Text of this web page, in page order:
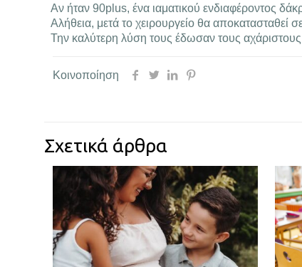
Aν ήταν 90plus, ένα ιαματικού ενδιαφέροντος
Αλήθεια, μετά το χειρουργείο θα αποκατασταθεί
Την καλύτερη λύση τους έδωσαν τους
Κοινοποίηση
Σχετικά άρθρα